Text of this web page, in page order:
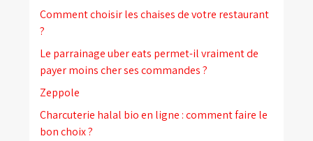
Comment choisir les chaises de votre restaurant
?
Le parrainage uber eats permet-il vraiment de
payer moins cher ses commandes ?
Zeppole
Charcuterie halal bio en ligne : comment faire le
bon choix ?